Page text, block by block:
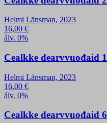
Helmi Länsman, 2023
16,00 €
álv. 0%
Cealkke dearvvuođaid 1
Helmi Länsman, 2023
16,00 €
álv. 0%
Cealkke dearvvuođaid 6